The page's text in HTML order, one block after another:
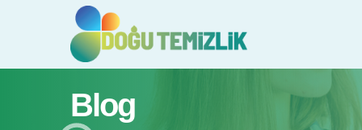
Blog